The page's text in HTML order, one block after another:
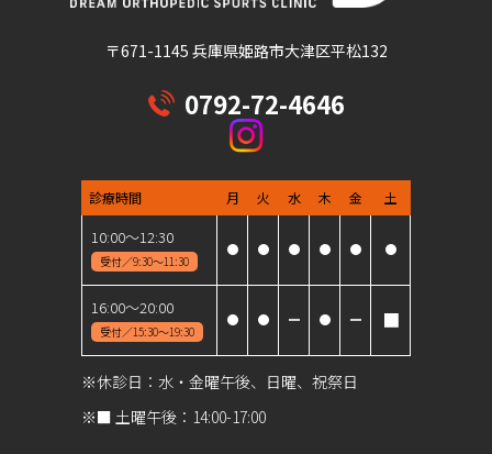
〒671-1145 兵庫県姫路市大津区平松132
0792-72-4646
診療時間 月 火 水 木 金 土
10:00～12:30
受付／9:30～11:30
16:00～20:00
受付／15:30～19:30 ■
※休診日：水・金曜午後、日曜、祝祭日
※■ 土曜午後：14:00-17:00